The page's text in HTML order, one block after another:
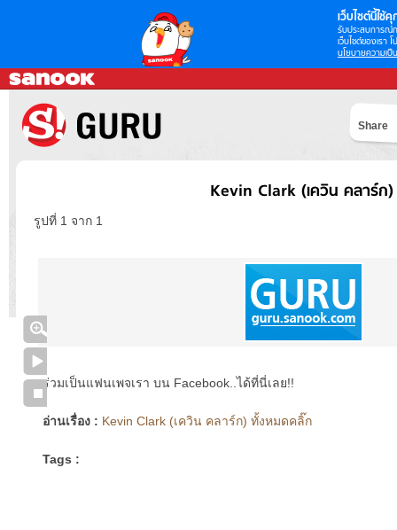
เว็บไซต์นี้ใช้คุ
รับประสบการณ์
เว็บไซต์ของเรา
นโยบายความเป็
Share
Kevin Clark (เควิน คลาร์ก)
รูปที่ 1 จาก 1
ร่วมเป็นแฟนเพจเรา บน Facebook..ได้ที่นี่เลย!!
อ่านเรื่อง : Kevin Clark (เควิน คลาร์ก) ทั้งหมดคลิ๊ก
Tags :